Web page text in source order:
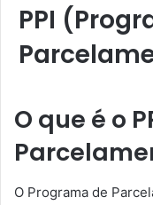
PPI
O que é o
O Programa de